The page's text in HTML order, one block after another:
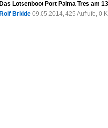
Das Lotsenboot Port Palma Tres am
Rolf Bridde 09.05.2014, 425 Aufrufe, 0